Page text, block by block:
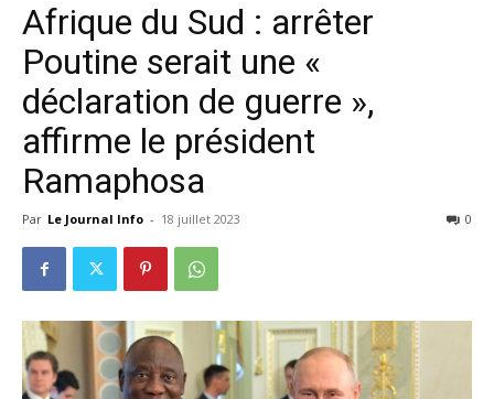
Afrique du Sud : arrêter
Poutine serait une «
déclaration de guerre »,
affirme le président
Ramaphosa
Par Le Journal Info - 18 juillet 2023 0